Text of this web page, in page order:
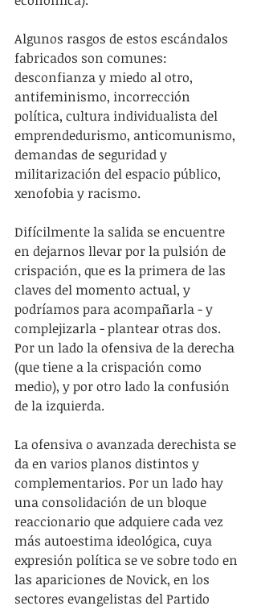
Algunos rasgos de estos escándalos
fabricados son comunes:
desconfianza y miedo al otro,
antifeminismo, incorrección
política, cultura individualista del
emprendedurismo, anticomunismo,
demandas de seguridad y
militarización del espacio público,
xenofobia y racismo.
Difícilmente la salida se encuentre
en dejarnos llevar por la pulsión de
crispación, que es la primera de las
claves del momento actual, y
podríamos para acompañarla - y
complejizarla - plantear otras dos.
Por un lado la ofensiva de la derecha
(que tiene a la crispación como
medio), y por otro lado la confusión
de la izquierda.
La ofensiva o avanzada derechista se
da en varios planos distintos y
complementarios. Por un lado hay
una consolidación de un bloque
reaccionario que adquiere cada vez
más autoestima ideológica, cuya
expresión política se ve sobre todo en
las apariciones de Novick, en los
sectores evangelistas del Partido